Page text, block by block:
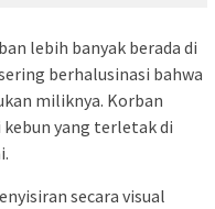
lebih banyak berada di
berhalusinasi bahwa
miliknya. Korban
kebun yang terletak di
secara visual